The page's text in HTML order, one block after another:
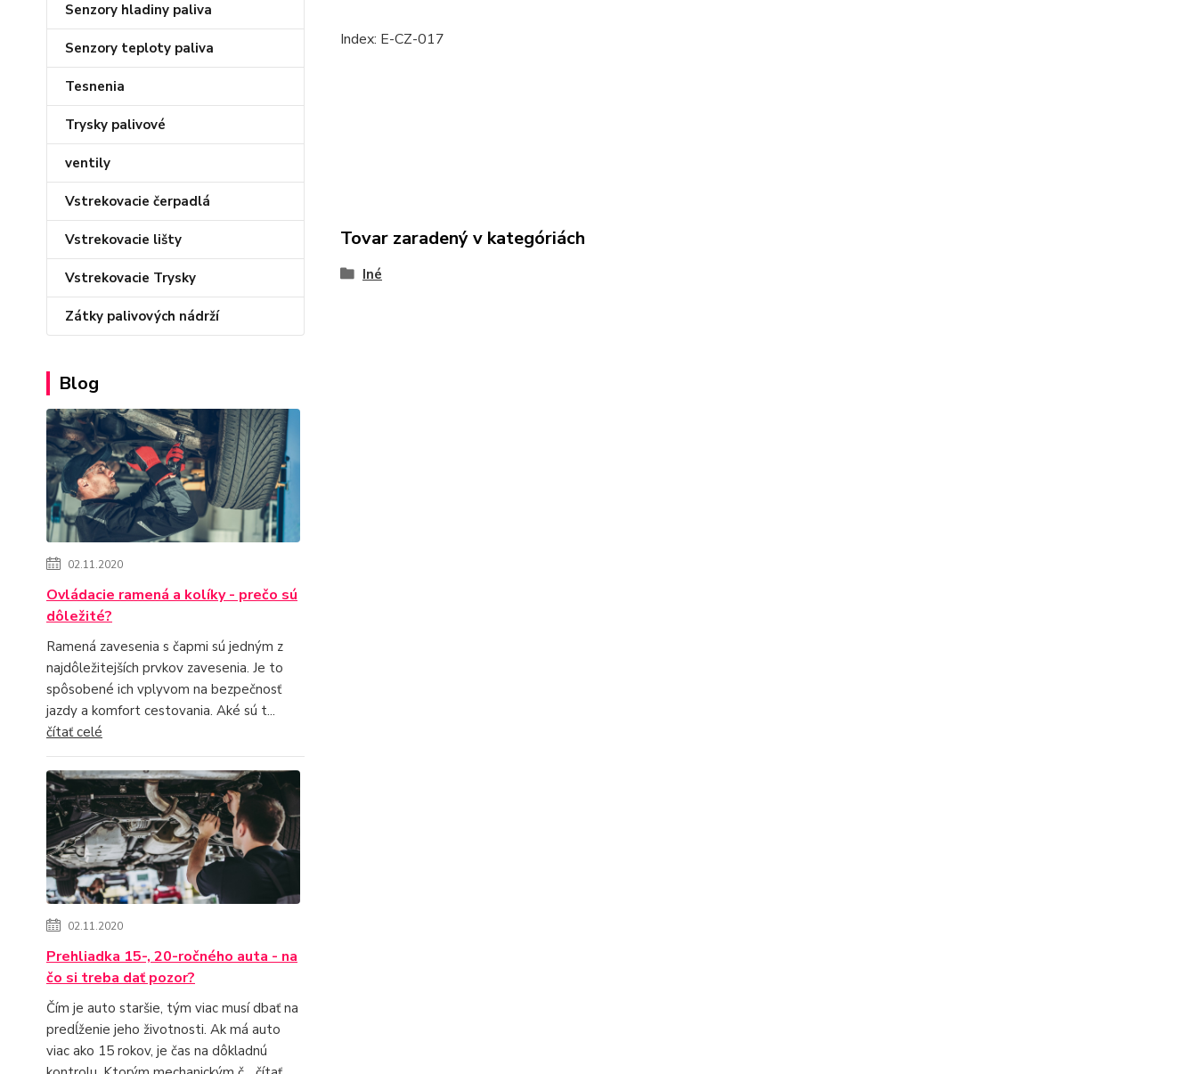
Senzory hladiny paliva
Senzory teploty paliva
Tesnenia
Trysky palivové
ventily
Vstrekovacie čerpadlá
Vstrekovacie lišty
Vstrekovacie Trysky
Zátky palivových nádrží
Blog
02.11.2020
Ovládacie ramená a kolíky - prečo sú
dôležité?
Ramená zavesenia s čapmi sú jedným z
najdôležitejších prvkov zavesenia. Je to
spôsobené ich vplyvom na bezpečnosť
jazdy a komfort cestovania. Aké sú t...
čítať celé
02.11.2020
Prehliadka 15-, 20-ročného auta - na
čo si treba dať pozor?
Čím je auto staršie, tým viac musí dbať na
predĺženie jeho životnosti. Ak má auto
viac ako 15 rokov, je čas na dôkladnú
Index: E-CZ-017
Tovar zaradený v kategóriách
Iné